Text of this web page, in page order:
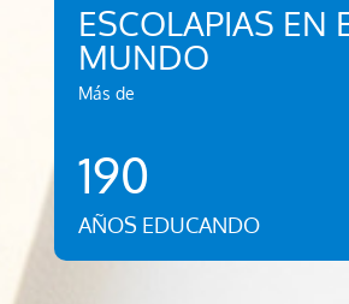
ESCOLAPIAS EN
MUNDO
Más de
190
AÑOS EDUCANDO